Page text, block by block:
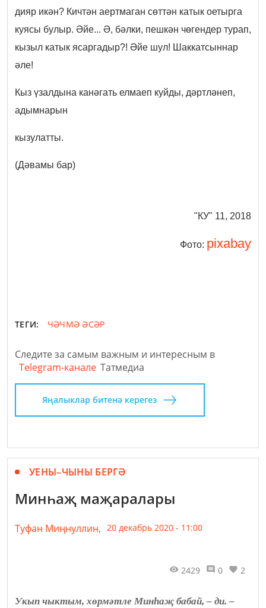
дияр икән? Кичтән аертмаган сөттән катык оетырга
куясы булыр. Әйе... Ә, бәлки, пешкән чөгендер турап,
кызыл катык ясаргадыр?! Әйе шул! Шаккатсыннар
әле!
Кыз үзалдына канәгать елмаеп куйды, дәртләнеп,
адымнарын
кызулатты.
(Дәвамы бар)
"КУ" 11, 2018
Фото: pixabay
ТЕГИ: ЧӘЧМӘ ӘСӘР
Следите за самым важным и интересным в
Telegram-канале Татмедиа
Яңалыклар битенә керегез
УЕНЫ–ЧЫНЫ БЕРГӘ
Минһаҗ маҗаралары
Туфан Миңнуллин, 20 декабрь 2020 - 11:00
2429 0 2
Укып чыктым, хөрмәтле Минһаҗ бабай, – ди. –